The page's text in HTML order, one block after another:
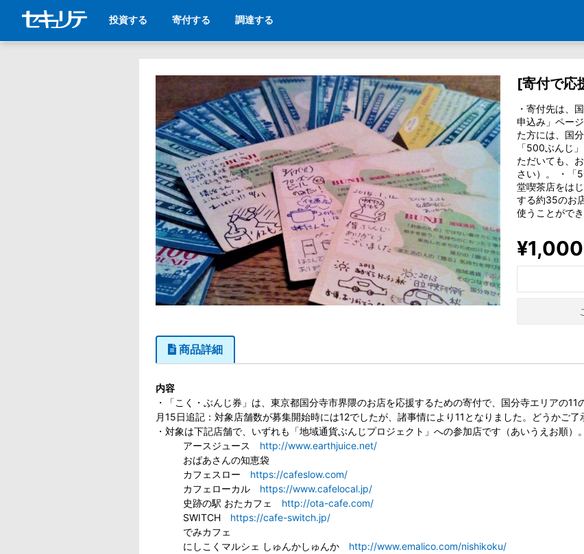
投資する 寄付する 調達する
[寄付で応
・寄付先は、
申込み」ペー
た方には、国
「500ぶんじ
ただいても、
さい）。 ・「
堂喫茶店をは
する約35のお
使うことができ
¥1,000
商品詳細
内容
・「こく・ぶんじ券」は、東京都国分寺市界隈のお店を応援するための寄付で、国分寺エリアの
月15日追記：対象店舗数が募集開始時には12でしたが、諸事情により11となりました。どうかご了
・対象は下記店舗で、いずれも「地域通貨ぶんじプロジェクト」への参加店です（あいうえお順）。
アースジュース http://www.earthjuice.net/
おばあさんの知恵袋
カフェスロー https://cafeslow.com/
カフェローカル https://www.cafelocal.jp/
史跡の駅 おたカフェ http://ota-cafe.com/
SWITCH https://cafe-switch.jp/
でみカフェ
にしこくマルシェ しゅんかしゅんか http://www.emalico.com/nishikoku/